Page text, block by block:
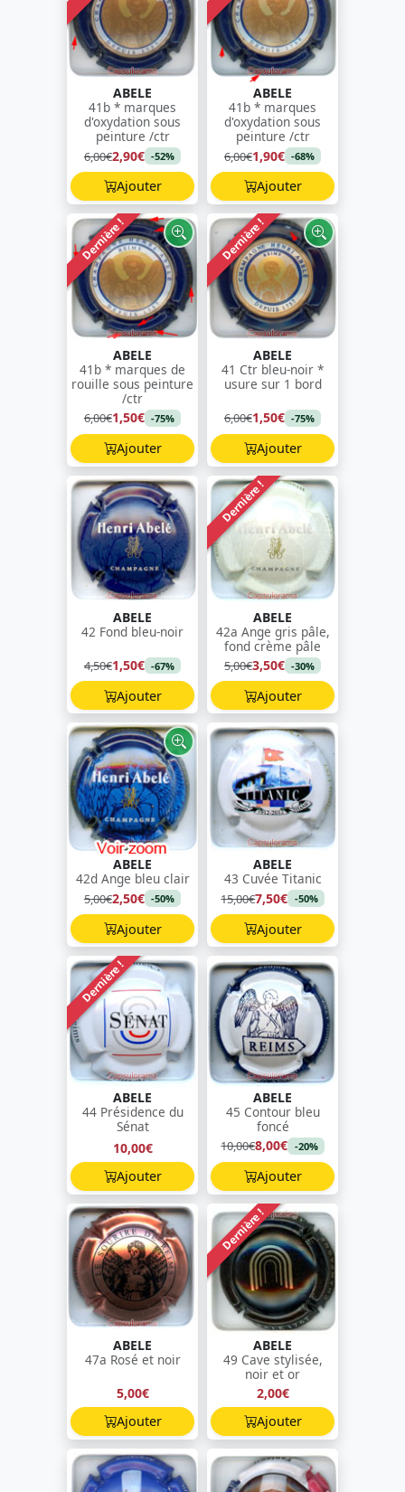
ABELE
41b * marques
d'oxydation sous
peinture /ctr
6,00€2,90€ -52%
Ajouter
ABELE
41b * marques
d'oxydation sous
peinture /ctr
6,00€1,90€ -68%
Ajouter
Dernière !
ABELE
41b * marques de
rouille sous peinture
/ctr
6,00€1,50€ -75%
Ajouter
Dernière !
ABELE
41 Ctr bleu-noir *
usure sur 1 bord
6,00€1,50€ -75%
Ajouter
ABELE
42 Fond bleu-noir
4,50€1,50€ -67%
Ajouter
Dernière !
ABELE
42a Ange gris pâle,
fond crème pâle
5,00€3,50€ -30%
Ajouter
ABELE
42d Ange bleu clair
5,00€2,50€ -50%
Ajouter
ABELE
43 Cuvée Titanic
15,00€7,50€ -50%
Ajouter
Dernière !
ABELE
44 Présidence du
Sénat
10,00€
Ajouter
ABELE
45 Contour bleu
foncé
10,00€8,00€ -20%
Ajouter
ABELE
47a Rosé et noir
5,00€
Ajouter
Dernière !
ABELE
49 Cave stylisée,
noir et or
2,00€
Ajouter